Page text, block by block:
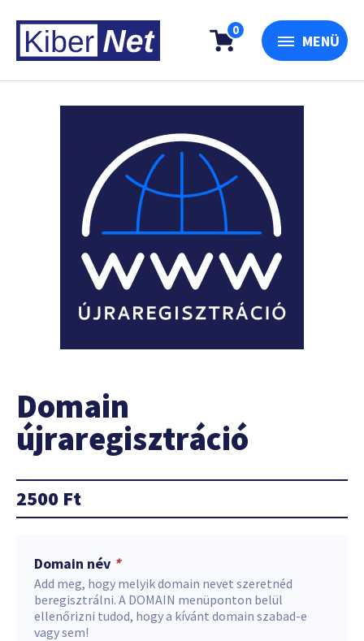
0
MENÜ
Domain
újraregisztráció
2500 Ft
Domain név *
Add meg, hogy melyik domain nevet szeretnéd
beregisztrálni. A DOMAIN menüponton belül
ellenőrizni tudod, hogy a kívánt domain szabad-e
vagy sem!